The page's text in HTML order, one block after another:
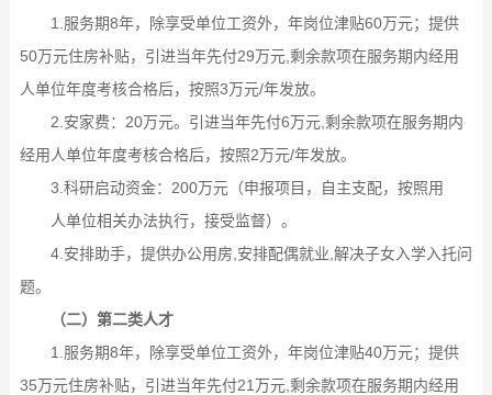
1.服务期8年，除享受单位工资外，年岗位津贴60万元；提供
50万元住房补贴，引进当年先付29万元,剩余款项在服务期内经用
人单位年度考核合格后，按照3万元/年发放。
2.安家费：20万元。引进当年先付6万元,剩余款项在服务期内
经用人单位年度考核合格后，按照2万元/年发放。
3.科研启动资金：200万元（申报项目，自主支配，按照用
人单位相关办法执行，接受监督）。
4.安排助手，提供办公用房,安排配偶就业,解决子女入学入托问
题。
（二）第二类人才
1.服务期8年，除享受单位工资外，年岗位津贴40万元；提供
35万元住房补贴，引进当年先付21万元,剩余款项在服务期内经用